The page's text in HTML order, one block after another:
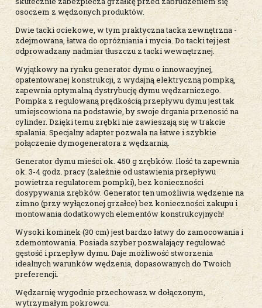
osoczem z wędzonych produktów.
Dwie tacki ociekowe, w tym praktyczna tacka zewnętrzna -
zdejmowana, łatwa do opróżniania i mycia. Do tacki tej jest
odprowadzany nadmiar tłuszczu z tacki wewnętrznej.
Wyjątkowy na rynku generator dymu o innowacyjnej,
opatentowanej konstrukcji, z wydajną elektryczną pompką,
zapewnia optymalną dystrybucję dymu wędzarniczego.
Pompka z regulowaną prędkością przepływu dymu jest tak
umiejscowiona na podstawie, by swoje drgania przenosić na
cylinder. Dzięki temu zrębki nie zawieszają się w trakcie
spalania. Specjalny adapter pozwala na łatwe i szybkie
połączenie dymogeneratora z wędzarnią.
Generator dymu mieści ok. 450 g zrębków. Ilość ta zapewnia
ok. 3-4 godz. pracy (zależnie od ustawienia przepływu
powietrza regulatorem pompki), bez konieczności
dosypywania zrębków. Generator ten umożliwia wędzenie na
zimno (przy wyłączonej grzałce) bez konieczności zakupu i
montowania dodatkowych elementów konstrukcyjnych!
Wysoki kominek (30 cm) jest bardzo łatwy do zamocowania i
zdemontowania. Posiada szyber pozwalający regulować
gęstość i przepływ dymu. Daje możliwość stworzenia
idealnych warunków wędzenia, dopasowanych do Twoich
preferencji.
Wędzarnię wygodnie przechowasz w dołączonym,
wytrzymałym pokrowcu.